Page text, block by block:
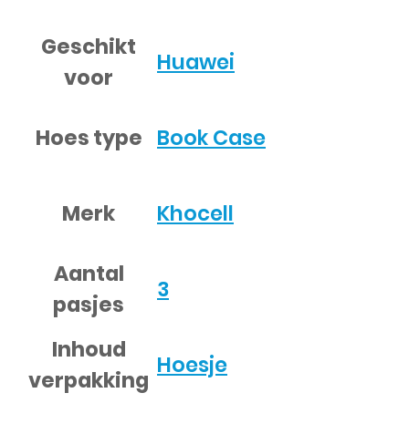
Geschikt
voor
Huawei
Hoes type Book Case
Merk Khocell
Aantal
pasjes
3
Inhoud
verpakking
Hoesje